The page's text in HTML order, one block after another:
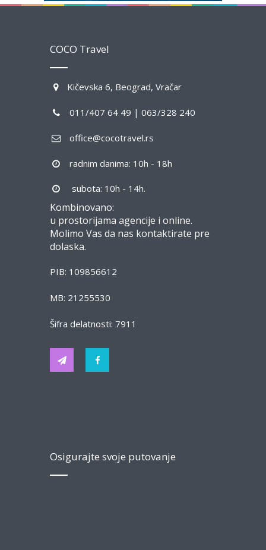
COCO Travel
Kičevska 6, Beograd, Vračar
011/407 64 49 | 063/328 240
office@cocotravel.rs
radnim danima: 10h - 18h
subota: 10h - 14h.
Kombinovano:
u prostorijama agencije i online.
Molimo Vas da nas kontaktirate pre
dolaska.
PIB: 109856612
MB: 21255530
Šifra delatnosti: 7911
Osigurajte svoje putovanje